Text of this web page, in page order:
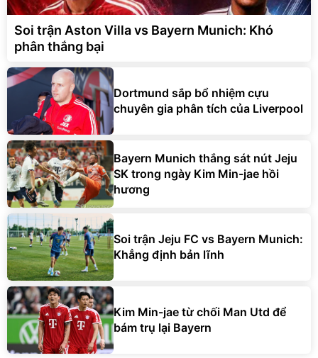
Soi trận Aston Villa vs Bayern Munich: Khó
phân thắng bại
Dortmund sắp bổ nhiệm cựu
chuyên gia phân tích của Liverpool
Bayern Munich thắng sát nút Jeju
SK trong ngày Kim Min-jae hồi
hương
Soi trận Jeju FC vs Bayern Munich:
Khẳng định bản lĩnh
Kim Min-jae từ chối Man Utd để
bám trụ lại Bayern